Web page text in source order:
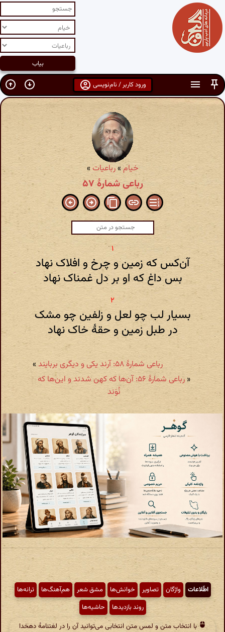
ورود کاربر / نام‌نویسی
خیام»رباعیات»
رباعی شمارهٔ ۵۷
آن‌کس که زمین و چرخ و افلاک نهاد
بس داغ که او بر دل غمناک نهاد
بسیار لب چو لعل و زلفین چو مشک
در طبل زمین و حقهٔ خاک نهاد
رباعی شمارهٔ ۵۸: آرند یکی و دیگری بربایند
»
«
رباعی شمارهٔ ۵۶: آن‌ها که کهن شدند و این‌ها که
نُوَند
اطّلاعات واژگان تصاویر خوانش‌ها مشق شعر هم‌آهنگ‌ها
ترانه‌ها
روند بازدیدها
حاشیه‌ها
با انتخاب متن و لمس متن انتخابی می‌توانید آن را در لغتنامهٔ دهخدا